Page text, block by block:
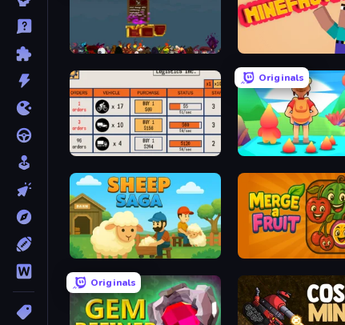
Loot Box Hero
Logistics Inc
Originals
My Sweet World
Sheep Saga
Originals